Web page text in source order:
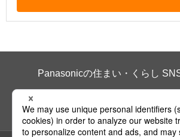
Panasonicの住まい・くらし